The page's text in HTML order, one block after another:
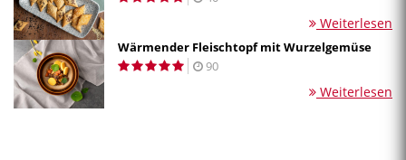
Weiterlesen
Wärmender Fleischtopf mit Wurzelgemüse
90
Weiterlesen